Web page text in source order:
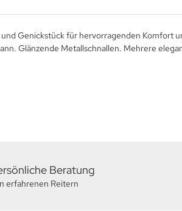
Genickstück für hervorragenden Komfort
Glänzende Metallschnallen. Mehrere
Beratung
erfahrenen Reitern